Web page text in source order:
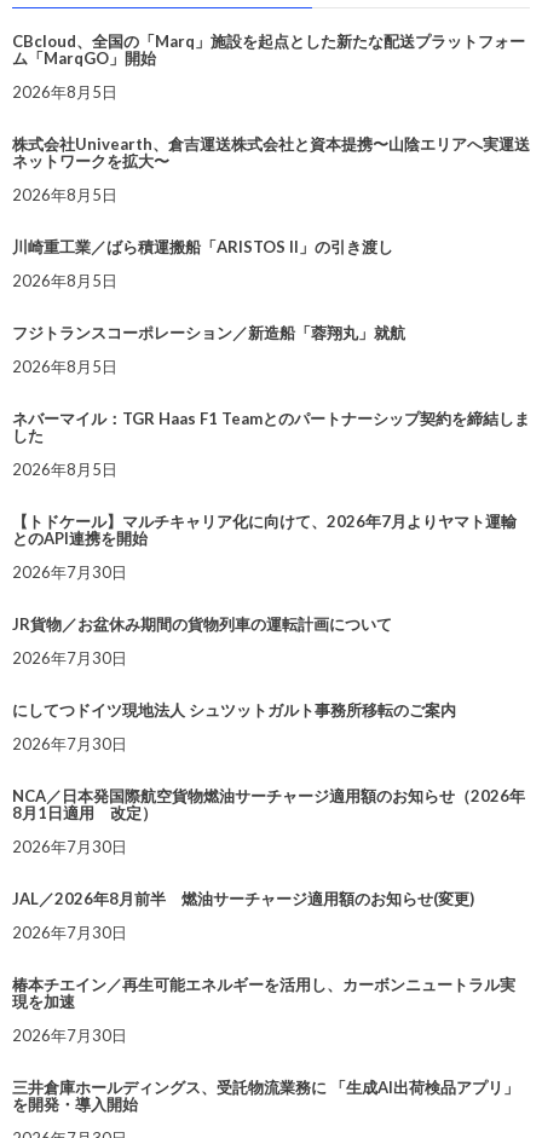
CBcloud、全国の「Marq」施設を起点とした新たな配送プラットフォー
ム「MarqGO」開始
2026年8月5日
株式会社Univearth、倉吉運送株式会社と資本提携〜山陰エリアへ実運送
ネットワークを拡大〜
2026年8月5日
川崎重工業／ばら積運搬船「ARISTOS II」の引き渡し
2026年8月5日
フジトランスコーポレーション／新造船「蓉翔丸」就航
2026年8月5日
ネバーマイル：TGR Haas F1 Teamとのパートナーシップ契約を締結しま
した
2026年8月5日
【トドケール】マルチキャリア化に向けて、2026年7月よりヤマト運輸
とのAPI連携を開始
2026年7月30日
JR貨物／お盆休み期間の貨物列車の運転計画について
2026年7月30日
にしてつドイツ現地法人 シュツットガルト事務所移転のご案内
2026年7月30日
NCA／日本発国際航空貨物燃油サーチャージ適用額のお知らせ（2026年
8月1日適用 改定）
2026年7月30日
JAL／2026年8月前半 燃油サーチャージ適用額のお知らせ(変更)
2026年7月30日
椿本チエイン／再生可能エネルギーを活用し、カーボンニュートラル実
現を加速
2026年7月30日
三井倉庫ホールディングス、受託物流業務に 「生成AI出荷検品アプリ」
を開発・導入開始